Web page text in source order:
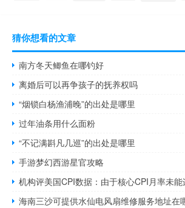
猜你想看的文章
南方冬天鲫鱼在哪钓好
离婚后可以再争孩子的抚养权吗
“烟锁白杨渔浦晚”的出处是哪里
过年油条用什么面粉
“不记满斟凡几巡”的出处是哪里
手游梦幻西游星官攻略
海南三沙可提供水仙电风扇维修服务地址在